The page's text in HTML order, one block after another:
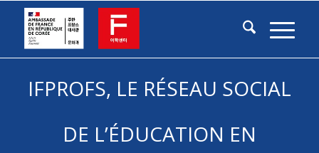
IFPROFS, LE RÉSEAU SOCIAL
DE L’ÉDUCATION EN